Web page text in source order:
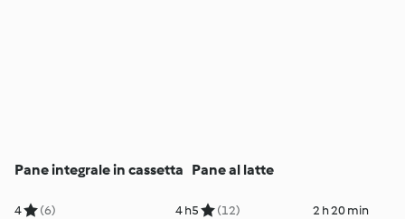
Pane integrale in cassetta
4 (6) 4 h
Pane al latte
5 (12) 2 h 20 min